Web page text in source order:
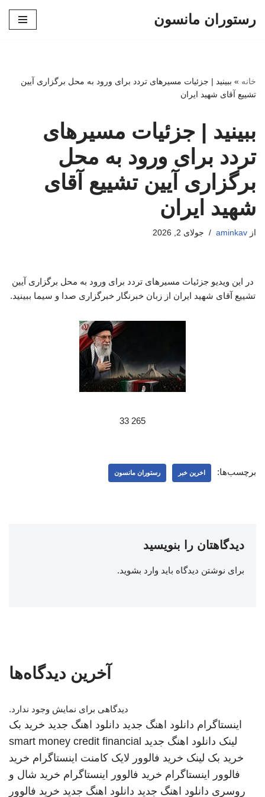
رستوران مانسون
خانه » ببینید | جزئیات مسیرهای تردد برای ورود به محل برگزاری آیین
تشییع آقای شهید ایران
ببینید | جزئیات مسیرهای
تردد برای ورود به محل
برگزاری آیین تشییع آقای
شهید ایران
از aminkav جولای 2, 2026
در این ویدیو جزئیات مسیرهای تردد برای ورود به محل برگزاری آیین
تشییع آقای شهید ایران از زبان خبرنگار خبرگزاری صدا و سیما ببینید.
265 33
برچسب‌ها: اخرین خبر رستوران مانسون
دیدگاهتان را بنویسید
برای نوشتن دیدگاه باید وارد بشوید.
آخرین دیدگاه‌ها
دیدگاهی برای نمایش وجود ندارد.
اینستاگرام دانلود اهنگ جدید دانلود اهنگ جدید خرید بک
لینک دانلود اهنگ جدید smart money credit financial
خرید بک لینک خرید فالوور لایک کامنت اینستاگرام خرید
فالوور اینستاگرام خرید فالوور اینستاگرام خرید شال و
روسری دانلود اهنگ جدید دانلود اهنگ جدید خرید فالوور